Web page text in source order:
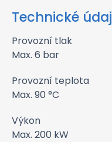
Technické
Provozní tlak
Max. 6 bar
Provozní teplota
Max. 90 °C
Výkon
Max. 200 kW